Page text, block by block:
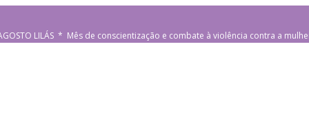
LILÁS * Mês de conscientização e combate à violência contra a